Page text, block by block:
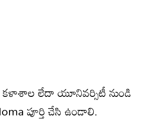
కళాశాల లేదా యూనివర్సిటీ నుండి
పూర్తి చేసి ఉండాలి.